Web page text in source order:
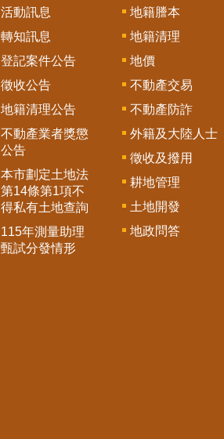
活動訊息
轉知訊息
登記案件公告
徵收公告
地籍清理公告
不動產業者獎懲
公告
本市劃定土地法
第14條第1項不
得私有土地查詢
115年測量助理
甄試分發情形
地籍謄本
地籍清理
地價
不動產交易
不動產防詐
外籍及大陸人士
徵收及撥用
耕地管理
土地開發
地政問答